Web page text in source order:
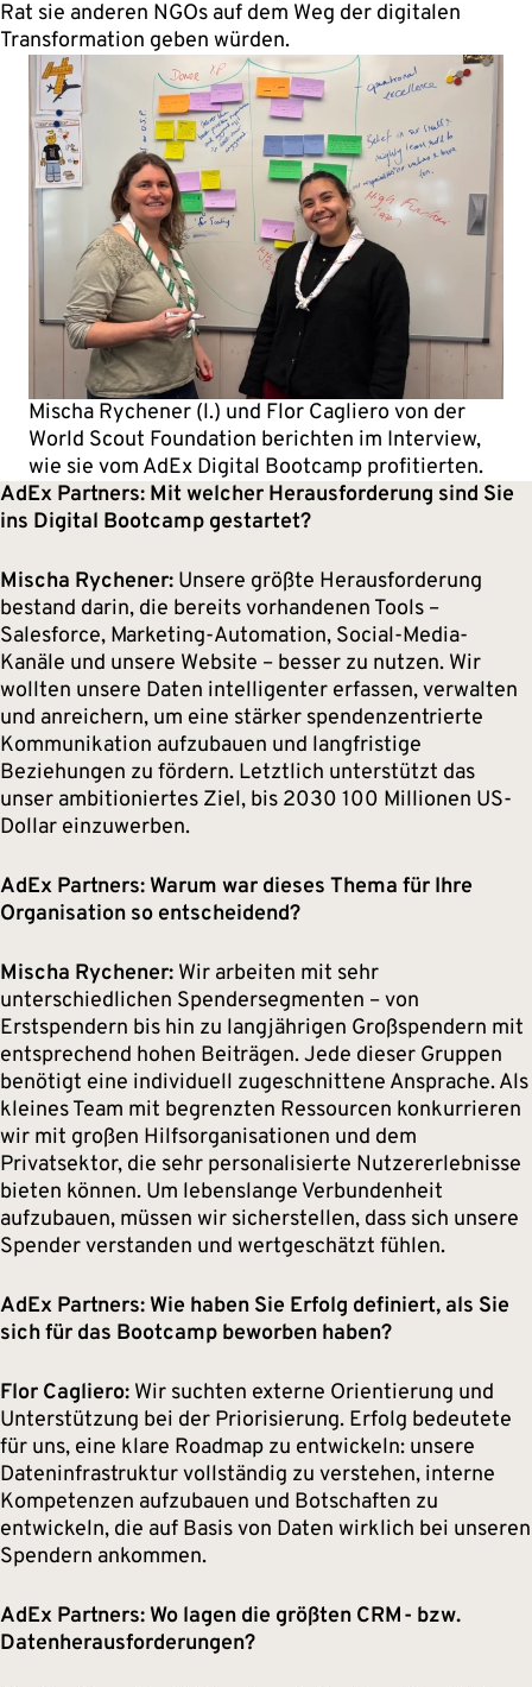
Rat sie anderen NGOs auf dem Weg der digitalen
Transformation geben würden.
Mischa Rychener (l.) und Flor Cagliero von der
World Scout Foundation berichten im Interview,
wie sie vom AdEx Digital Bootcamp profitierten.
AdEx Partners: Mit welcher Herausforderung sind Sie
ins Digital Bootcamp gestartet?
Mischa Rychener: Unsere größte Herausforderung
bestand darin, die bereits vorhandenen Tools –
Salesforce, Marketing-Automation, Social-Media-
Kanäle und unsere Website – besser zu nutzen. Wir
wollten unsere Daten intelligenter erfassen, verwalten
und anreichern, um eine stärker spendenzentrierte
Kommunikation aufzubauen und langfristige
Beziehungen zu fördern. Letztlich unterstützt das
unser ambitioniertes Ziel, bis 2030 100 Millionen US-
Dollar einzuwerben.
AdEx Partners: Warum war dieses Thema für Ihre
Organisation so entscheidend?
Mischa Rychener: Wir arbeiten mit sehr
unterschiedlichen Spendersegmenten – von
Erstspendern bis hin zu langjährigen Großspendern mit
entsprechend hohen Beiträgen. Jede dieser Gruppen
benötigt eine individuell zugeschnittene Ansprache. Als
kleines Team mit begrenzten Ressourcen konkurrieren
wir mit großen Hilfsorganisationen und dem
Privatsektor, die sehr personalisierte Nutzererlebnisse
bieten können. Um lebenslange Verbundenheit
aufzubauen, müssen wir sicherstellen, dass sich unsere
Spender verstanden und wertgeschätzt fühlen.
AdEx Partners: Wie haben Sie Erfolg definiert, als Sie
sich für das Bootcamp beworben haben?
Flor Cagliero: Wir suchten externe Orientierung und
Unterstützung bei der Priorisierung. Erfolg bedeutete
für uns, eine klare Roadmap zu entwickeln: unsere
Dateninfrastruktur vollständig zu verstehen, interne
Kompetenzen aufzubauen und Botschaften zu
entwickeln, die auf Basis von Daten wirklich bei unseren
Spendern ankommen.
AdEx Partners: Wo lagen die größten CRM- bzw.
Datenherausforderungen?